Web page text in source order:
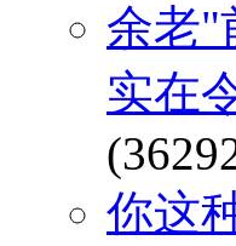
余老"
实在
你这